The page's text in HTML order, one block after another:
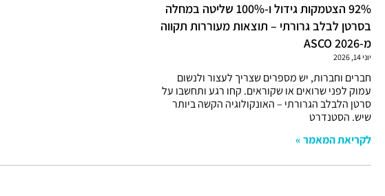
92% הצטמקות גידול ו-100% שליטה במחלה
בסרטן לבלב גרורתי – תוצאות מעוררות תקווה
מ-ASCO 2026
יוני 14, 2026
חברים וחברות, יש מספרים שצריך לעצור ולנשום
עמוק לפני שרואים או שקוראים. קחו רגע ותחשבו על
סרטן הלבלב הגרורתי – האונקולוגיה הקשה ביותר
שיש. הסטנדרט
לקריאת המאמר »